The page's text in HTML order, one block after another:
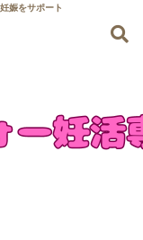
娠をサポート